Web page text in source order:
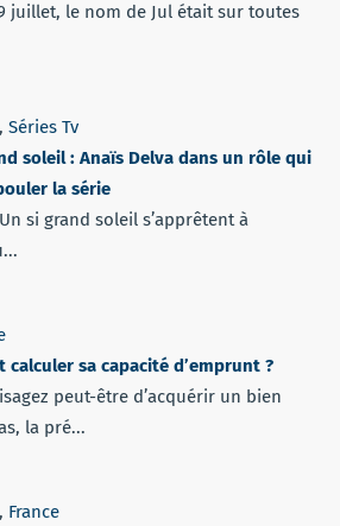
juillet, le nom de Jul était sur toutes
, Séries Tv
soleil : Anaïs Delva dans un rôle qui
la série
si grand soleil s’apprêtent à
calculer sa capacité d’emprunt ?
peut-être d’acquérir un bien
la pré...
, France